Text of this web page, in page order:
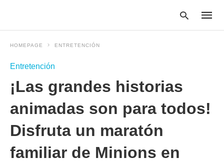
query
and
HOMEPAGE ENTRETENCIÓN
Entretención
¡Las grandes historias
animadas son para todos!
Disfruta un maratón
familiar de Minions en